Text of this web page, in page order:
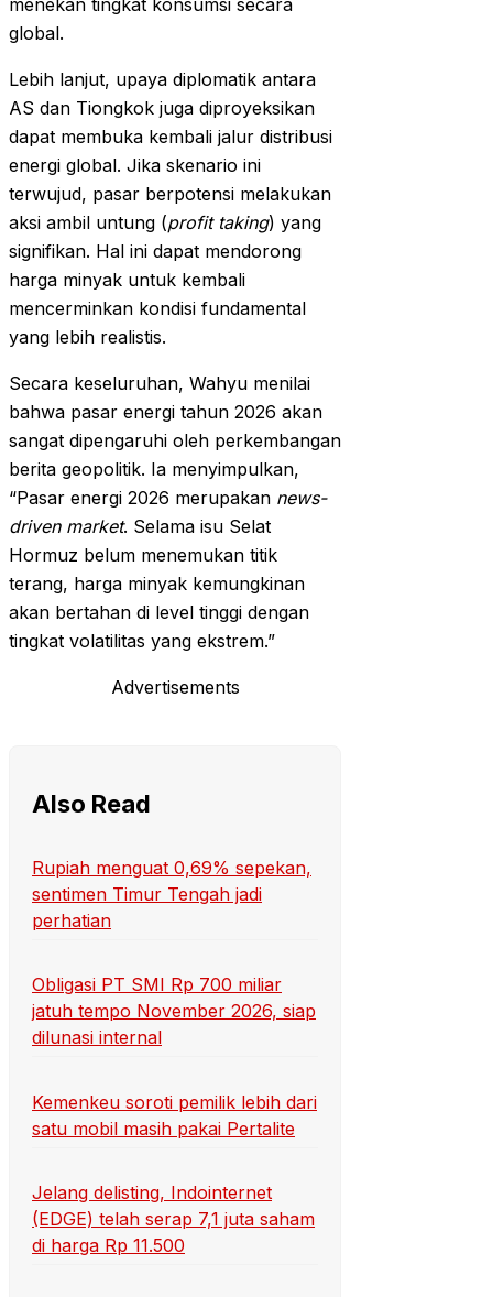
menekan tingkat konsumsi secara
global.
Lebih lanjut, upaya diplomatik antara
AS dan Tiongkok juga diproyeksikan
dapat membuka kembali jalur distribusi
energi global. Jika skenario ini
terwujud, pasar berpotensi melakukan
aksi ambil untung (profit taking) yang
signifikan. Hal ini dapat mendorong
harga minyak untuk kembali
mencerminkan kondisi fundamental
yang lebih realistis.
Secara keseluruhan, Wahyu menilai
bahwa pasar energi tahun 2026 akan
sangat dipengaruhi oleh perkembangan
berita geopolitik. Ia menyimpulkan,
“Pasar energi 2026 merupakan news-
driven market. Selama isu Selat
Hormuz belum menemukan titik
terang, harga minyak kemungkinan
akan bertahan di level tinggi dengan
tingkat volatilitas yang ekstrem.”
Advertisements
Also Read
Rupiah menguat 0,69% sepekan,
sentimen Timur Tengah jadi
perhatian
Obligasi PT SMI Rp 700 miliar
jatuh tempo November 2026, siap
dilunasi internal
Kemenkeu soroti pemilik lebih dari
satu mobil masih pakai Pertalite
Jelang delisting, Indointernet
(EDGE) telah serap 7,1 juta saham
di harga Rp 11.500